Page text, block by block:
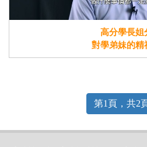
高分學長姐
對學弟妹的精
第1頁，共2